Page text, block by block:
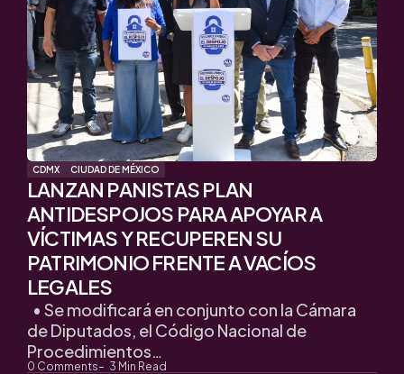
CDMX CIUDAD DE MÉXICO
LANZAN PANISTAS PLAN
ANTIDESPOJOS PARA APOYAR A
VÍCTIMAS Y RECUPEREN SU
PATRIMONIO FRENTE A VACÍOS
LEGALES
0 Comments 3 Min Read
• Se modificará en conjunto con la Cámara
de Diputados, el Código Nacional de
Procedimientos…